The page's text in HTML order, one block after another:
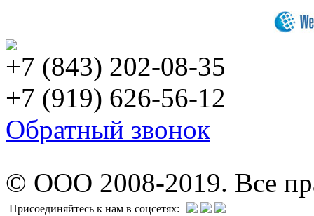
+7 (843) 202-08-35
+7 (919) 626-56-12
Обратный звонок
© ООО 2008-2019. Все
Присоединяйтесь к нам в соцсетях: